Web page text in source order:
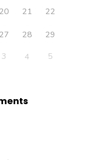
20 21 22
27 28
29
3 4 5